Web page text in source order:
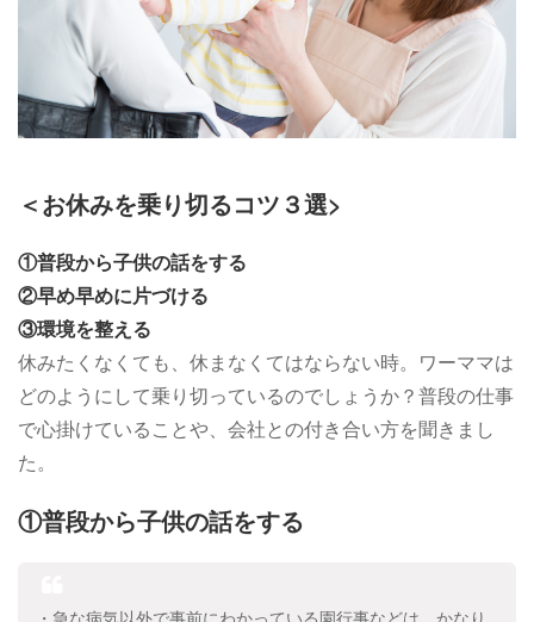
＜お休みを乗り切るコツ３選>
①普段から子供の話をする
②早め早めに片づける
③環境を整える
休みたくなくても、休まなくてはならない時。ワーママは
どのようにして乗り切っているのでしょうか？普段の仕事
で心掛けていることや、会社との付き合い方を聞きまし
た。
①普段から子供の話をする
・急な病気以外で事前にわかっている園行事などは、かなり